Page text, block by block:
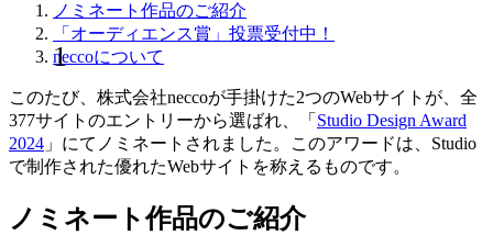
ノミネート作品のご紹介
「オーディエンス賞」投票受付中！
neccoについて
このたび、株式会社neccoが手掛けた2つのWebサイトが、全
377サイトのエントリーから選ばれ、「 Studio Design Award
2024 」にてノミネートされました。このアワードは、Studio
で制作された優れたWebサイトを称えるものです。
ノミネート作品のご紹介